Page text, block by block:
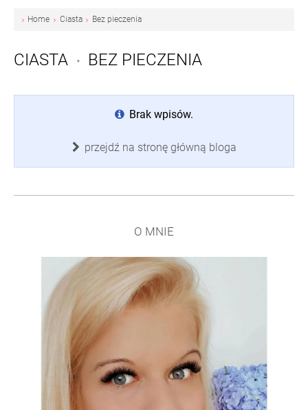
Home Ciasta Bez pieczenia
CIASTA • BEZ PIECZENIA
Brak wpisów.
przejdź na stronę główną bloga
O MNIE